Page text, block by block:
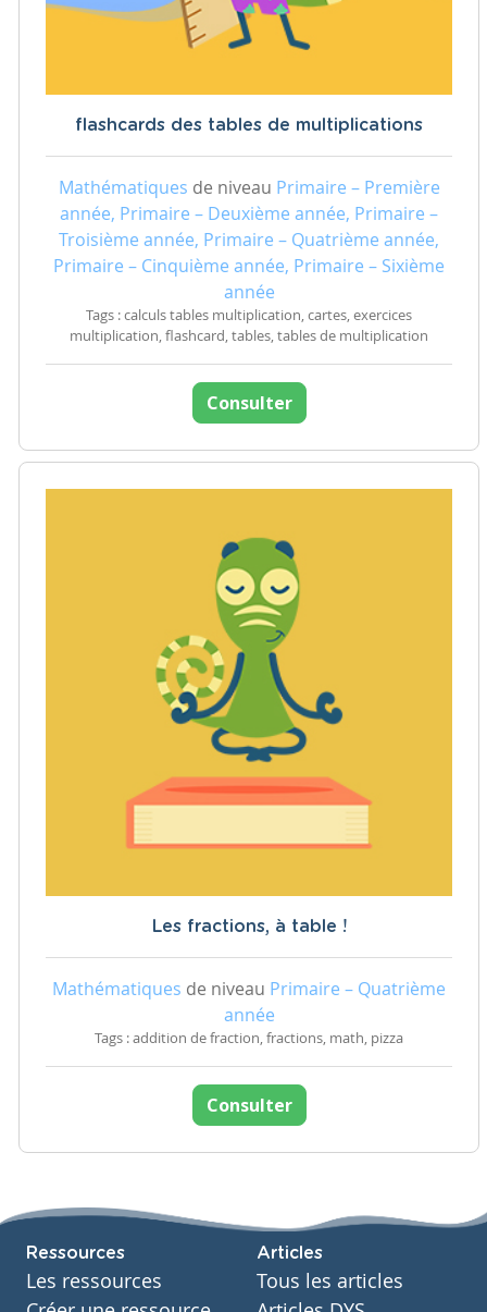
flashcards des tables de multiplications
Mathématiques de niveau Primaire – Première
année, Primaire – Deuxième année, Primaire –
Troisième année, Primaire – Quatrième année,
Primaire – Cinquième année, Primaire – Sixième
année
Tags : calculs tables multiplication, cartes, exercices
multiplication, flashcard, tables, tables de multiplication
Consulter
Les fractions, à table !
Mathématiques de niveau Primaire – Quatrième
année
Tags : addition de fraction, fractions, math, pizza
Consulter
Ressources
Les ressources
Articles
Tous les articles